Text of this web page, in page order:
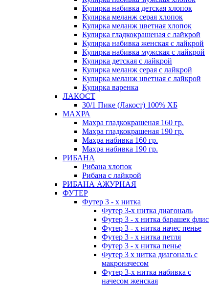
Кулирка набивка детская хлопок
Кулирка меланж серая хлопок
Кулирка меланж цветная хлопок
Кулирка гладкокрашеная с лайкрой
Кулирка набивка женская с лайкрой
Кулирка набивка мужская с лайкрой
Кулирка детская с лайкрой
Кулирка меланж серая с лайкрой
Кулирка меланж цветная с лайкрой
Кулирка варенка
ЛАКОСТ
30/1 Пике (Лакост) 100% ХБ
МАХРА
Махра гладкокрашеная 160 гр.
Махра гладкокрашеная 190 гр.
Махра набивка 160 гр.
Махра набивка 190 гр.
РИБАНА
Рибана хлопок
Рибана с лайкрой
РИБАНА АЖУРНАЯ
ФУТЕР
Футер 3 - х нитка
Футер 3-х нитка диагональ
Футер 3 - х нитка барашек флис
Футер 3 - х нитка начес пенье
Футер 3 - х нитка петля
Футер 3 - х нитка пенье
Футер 3 х нитка диагональ с
макроначесом
Футер 3-х нитка набивка с
начесом женская